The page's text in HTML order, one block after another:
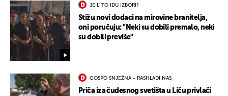
JE L' TO IDU IZBORI?
Stižu novi dodaci na mirovine branitelja,
oni poručuju: "Neki su dobili premalo, neki
su dobili previše"
GOSPO SNJEŽNA - RASHLADI NAS
Priča iza čudesnog svetišta u Liču privlači